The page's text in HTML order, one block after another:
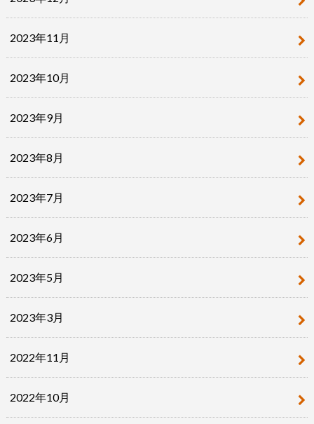
2023年11月
2023年10月
2023年9月
2023年8月
2023年7月
2023年6月
2023年5月
2023年3月
2022年11月
2022年10月